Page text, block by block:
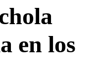
en los